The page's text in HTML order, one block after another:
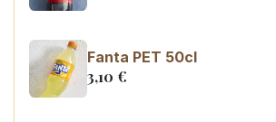
Fanta PET 50cl
3,10 €